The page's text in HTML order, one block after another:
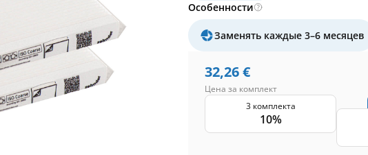
Особенности
Заменять каждые 3–6 месяцев
32,26€
Цена за комплект
3 комплекта
10%